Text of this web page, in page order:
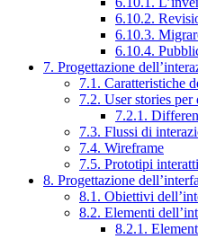
6.10.2.
6.10.3.
6.10.4.
7. Progettazione
7.1. Caratteristiche
7.2. User stories
7.2.1.
7.3. Flussi di
7.4. Wireframe
7.5. Prototipi
8. Progettazione
8.1. Obiettivi
8.2. Elementi
8.2.1.